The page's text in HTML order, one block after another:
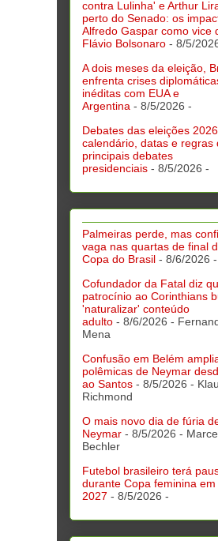
contra Lulinha' e Arthur
perto do Senado: os
Alfredo Gaspar como vice
Flávio Bolsonaro - 8/5/
A dois meses da eleição,
enfrenta crises
inéditas com EUA e
Argentina - 8/5/2026 -
Debates das eleições
calendário, datas e regras
principais debates
presidenciais - 8/5/2026 -
Palmeiras perde, mas
vaga nas quartas de final
Copa do Brasil - 8/6/2026 -
Cofundador da Fatal diz
patrocínio ao Corinthians
'naturalizar' conteúdo
adulto - 8/6/2026 -
Mena
Confusão em Belém
polêmicas de Neymar
ao Santos - 8/5/2026 -
Richmond
O mais novo dia de fúria
Neymar - 8/5/2026 -
Bechler
Futebol brasileiro terá
durante Copa feminina em
2027 - 8/5/2026 -